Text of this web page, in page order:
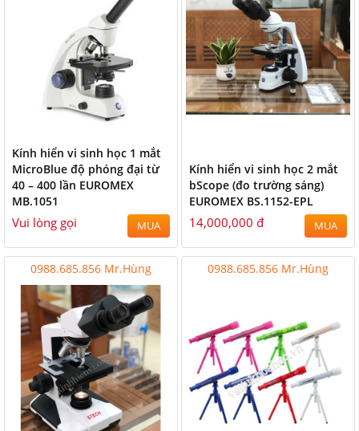
Kính hiển vi sinh học 1 mắt
MicroBlue độ phóng đại từ
40 – 400 lần EUROMEX
MB.1051
Vui lòng gọi MUA
Kính hiển vi sinh học 2 mắt
bScope (đo trường sáng)
EUROMEX BS.1152-EPL
14,000,000 đ MUA
0988.685.856 Mr.Hùng 0988.685.856 Mr.Hùng